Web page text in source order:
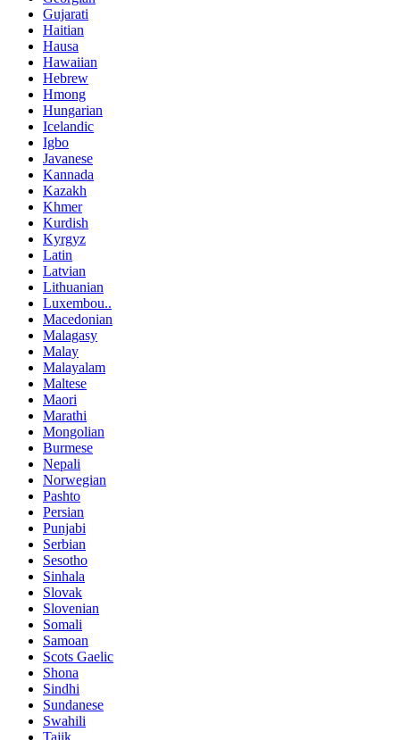
Gujarati
Haitian
Hausa
Hawaiian
Hebrew
Hmong
Hungarian
Icelandic
Igbo
Javanese
Kannada
Kazakh
Khmer
Kurdish
Kyrgyz
Latin
Latvian
Lithuanian
Luxembou..
Macedonian
Malagasy
Malay
Malayalam
Maltese
Maori
Marathi
Mongolian
Burmese
Nepali
Norwegian
Pashto
Persian
Punjabi
Serbian
Sesotho
Sinhala
Slovak
Slovenian
Somali
Samoan
Scots Gaelic
Shona
Sindhi
Sundanese
Swahili
Tajik